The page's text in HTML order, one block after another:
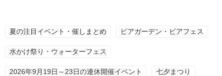
夏の注目イベント・催しまとめ ビアガーデン・ビアフェス
水かけ祭り・ウォーターフェス
2026年9月19日～23日の連休開催イベント 七夕まつり